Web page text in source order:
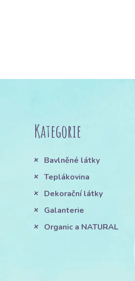
Kategorie
Bavlněné látky
Teplákovina
Dekorační látky
Galanterie
Organic a NATURAL